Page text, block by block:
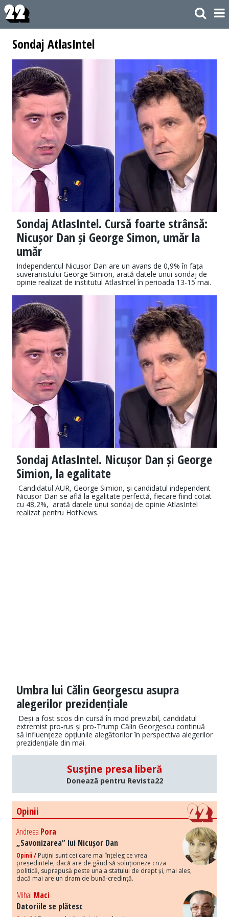
Sondaj AtlasIntel
Sondaj AtlasIntel. Cursă foarte strânsă:
Nicușor Dan și George Simon, umăr la
umăr
Independentul Nicușor Dan are un avans de 0,9% în fața
suveranistului George Simion, arată datele unui sondaj de
opinie realizat de institutul AtlasIntel în perioada 13-15 mai.
Sondaj AtlasIntel. Nicușor Dan și George
Simion, la egalitate
Candidatul AUR, George Simion, și candidatul independent
Nicușor Dan se află la egalitate perfectă, fiecare fiind cotat
cu 48,2%, arată datele unui sondaj de opinie AtlasIntel
realizat pentru HotNews.
Umbra lui Călin Georgescu asupra
alegerilor prezidențiale
Deși a fost scos din cursă în mod previzibil, candidatul
extremist pro-rus și pro-Trump Călin Georgescu continuă
să influențeze opțiunile alegătorilor în perspectiva alegerilor
prezidențiale din mai.
Susține presa liberă
Donează pentru Revista22
Opinii
Andreea Pora
„Savonizarea” lui Nicușor Dan
Opinii / Puțini sunt cei care mai înțeleg ce vrea
președintele, dacă are de gând să soluționeze criza
politică, suprapusă peste una a statului de drept și, mai ales,
dacă mai are un dram de bună-credință.
Mihai Maci
Datoriile se plătesc